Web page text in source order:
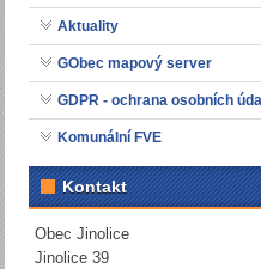
Aktuality
GObec mapový server
GDPR - ochrana osobních
Komunální FVE
Kontakt
Obec Jinolice
Jinolice 39